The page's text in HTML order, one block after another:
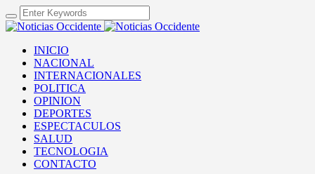
INICIO
NACIONAL
INTERNACIONALES
POLITICA
OPINION
DEPORTES
ESPECTACULOS
SALUD
TECNOLOGIA
CONTACTO